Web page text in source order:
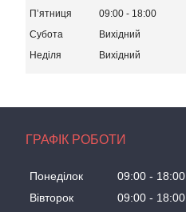
Пʼятниця
09:00
18:00
Субота
Вихідний
Неділя
Вихідний
ГРАФІК РОБОТИ
Понеділок 09:00
18:00
Вівторок
09:00
18:00